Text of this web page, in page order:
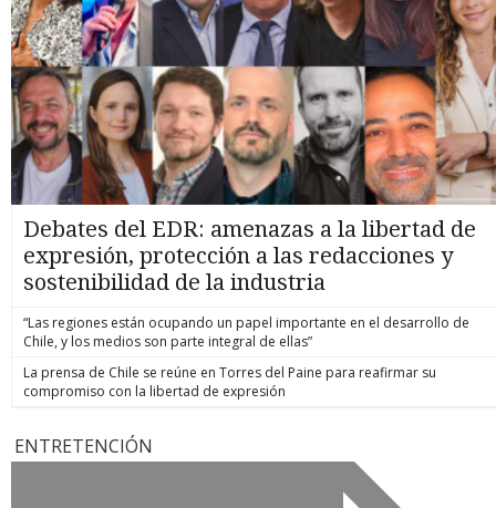
Debates del EDR: amenazas a la libertad de
expresión, protección a las redacciones y
sostenibilidad de la industria
“Las regiones están ocupando un papel importante en el desarrollo de
Chile, y los medios son parte integral de ellas”
La prensa de Chile se reúne en Torres del Paine para reafirmar su
compromiso con la libertad de expresión
ENTRETENCIÓN